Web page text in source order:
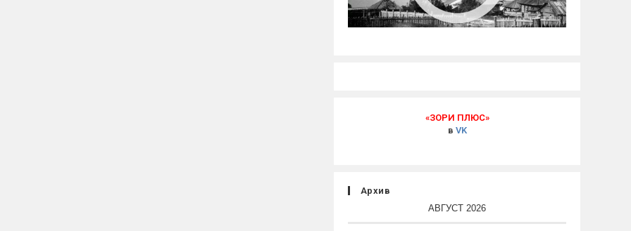
«ЗОРИ ПЛЮС»
в VK
Архив
АВГУСТ 2026